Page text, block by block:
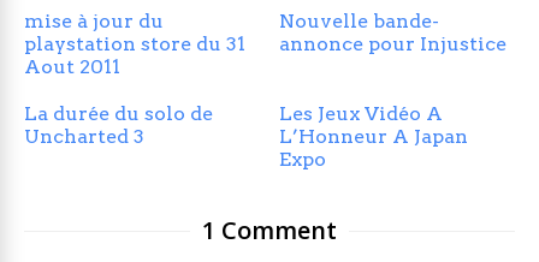
mise à jour du
playstation store du 31
Aout 2011
Nouvelle bande-
annonce pour Injustice
La durée du solo de
Uncharted 3
Les Jeux Vidéo A
L’Honneur A Japan
Expo
1 Comment